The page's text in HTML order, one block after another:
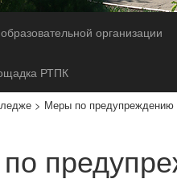
организации
РТПК
> Меры по предупреждению